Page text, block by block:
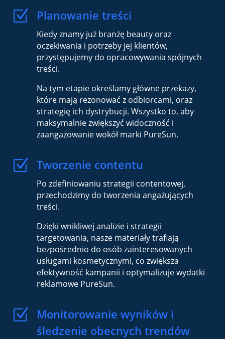
Z Planowanie treści
Kiedy znamy już branżę beauty oraz
oczekiwania i potrzeby jej klientów,
przystępujemy do opracowywania spójnych
treści.
Na tym etapie określamy główne przekazy,
które mają rezonować z odbiorcami, oraz
strategię ich dystrybucji. Wszystko to, aby
maksymalnie zwiększyć widoczność i
zaangażowanie wokół marki PureSun.
Z Tworzenie contentu
Po zdefiniowaniu strategii contentowej,
przechodzimy do tworzenia angażujących
treści.
Dzięki wnikliwej analizie i strategii
targetowania, nasze materiały trafiają
bezpośrednio do osób zainteresowanych
usługami kosmetycznymi, co zwiększa
efektywność kampanii i optymalizuje wydatki
reklamowe PureSun.
Z
Monitorowanie wyników i
śledzenie obecnych trendów